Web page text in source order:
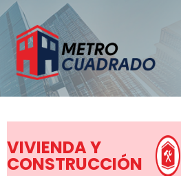
VIVIENDA Y
CONSTRUCCIÓN